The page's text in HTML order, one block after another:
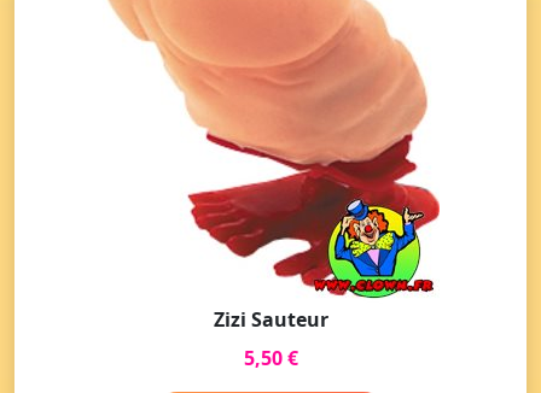
Zizi Sauteur
5,50 €